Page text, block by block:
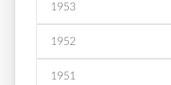
1953
1952
1951